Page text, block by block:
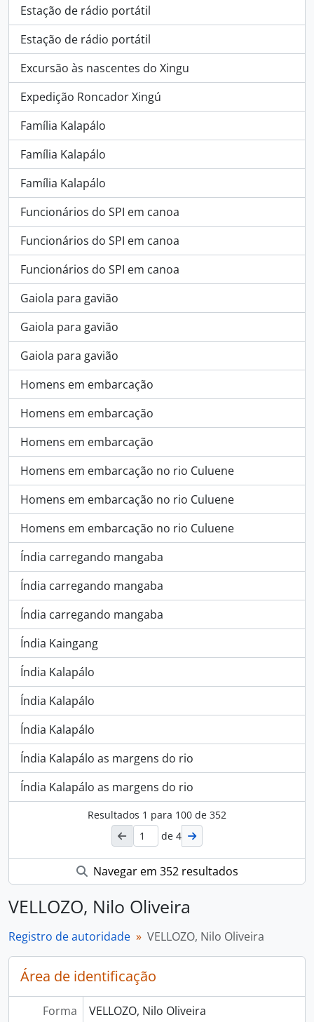
Estação de rádio portátil
Estação de rádio portátil
Excursão às nascentes do Xingu
Expedição Roncador Xingú
Família Kalapálo
Família Kalapálo
Família Kalapálo
Funcionários do SPI em canoa
Funcionários do SPI em canoa
Funcionários do SPI em canoa
Gaiola para gavião
Gaiola para gavião
Gaiola para gavião
Homens em embarcação
Homens em embarcação
Homens em embarcação
Homens em embarcação no rio Culuene
Homens em embarcação no rio Culuene
Homens em embarcação no rio Culuene
Índia carregando mangaba
Índia carregando mangaba
Índia carregando mangaba
Índia Kaingang
Índia Kalapálo
Índia Kalapálo
Índia Kalapálo
Índia Kalapálo as margens do rio
Índia Kalapálo as margens do rio
Resultados 1 para 100 de 352
de 4
Navegar em 352 resultados
VELLOZO, Nilo Oliveira
Registro de autoridade VELLOZO, Nilo Oliveira
Área de identificação
Forma
VELLOZO, Nilo Oliveira